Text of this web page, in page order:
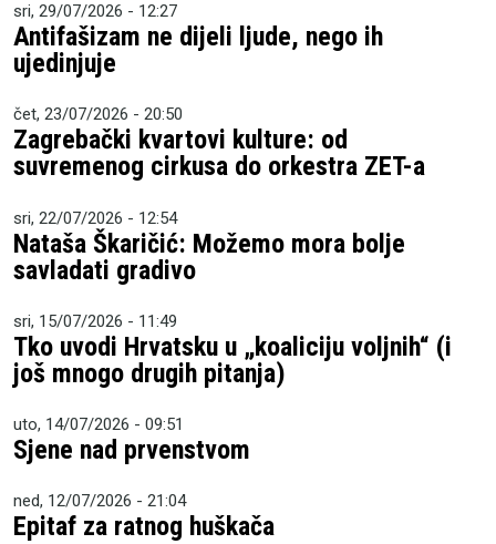
sri, 29/07/2026 - 12:27
Antifašizam ne dijeli ljude, nego ih
ujedinjuje
čet, 23/07/2026 - 20:50
Zagrebački kvartovi kulture: od
suvremenog cirkusa do orkestra ZET-a
sri, 22/07/2026 - 12:54
Nataša Škaričić: Možemo mora bolje
savladati gradivo
sri, 15/07/2026 - 11:49
Tko uvodi Hrvatsku u „koaliciju voljnih“ (i
još mnogo drugih pitanja)
uto, 14/07/2026 - 09:51
Sjene nad prvenstvom
ned, 12/07/2026 - 21:04
Epitaf za ratnog huškača